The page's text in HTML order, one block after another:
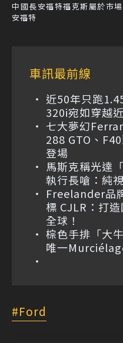
中國長安福特福克斯屬於市
安福特
車訊最前線
近50年只跑
320i宛如穿越
七大夢幻
288 GTO、
登場
馬斯克稱光達
執行長嗆：純
Freelander品
標 CJLR：打
全球！
棕色手排「大
唯一
Ford